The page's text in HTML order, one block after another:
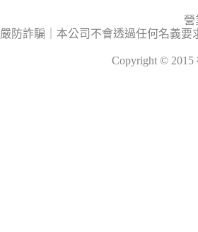
營
嚴防詐騙｜本公司不會透過任何名義
Copyright ©